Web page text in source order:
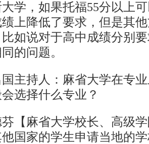
学，如果托福55分以上
上降低了要求，但是其
如说对于高中成绩分别
的问题。
持人：麻省大学在专业
选择什么专业？
麻省大学校长、高级学
国家的学生申请当地的